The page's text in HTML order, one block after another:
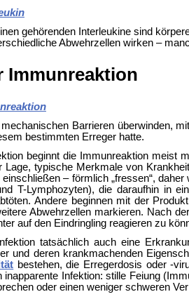
gehörenden Interleukine sind
Abwehrzellen wirken –
Immunreaktion
Barrieren überwinden,
bestimmten Erreger hatte.
beginnt die Immunreaktion meist
Lage, typische Merkmale von
einschließen – förmlich „fressen“,
T-Lymphozyten), die daraufhin in
Andere beginnen mit der
Abwehrzellen markieren. Nach
auf den Eindringling reagieren zu
tatsächlich auch eine
und deren krankmachenden
bestehen, die Erregerdosis oder -
inapparente Infektion:stille Feiung
oder einen weniger schweren